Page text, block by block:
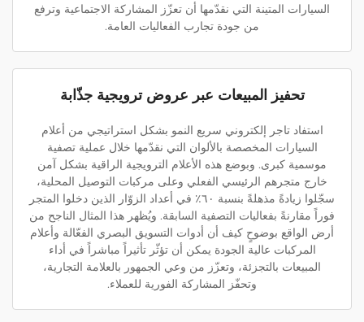
السيارات المتينة التي نقدّمها أن تعزّز المشاركة الاجتماعية وترفع
من جودة تجارب الفعاليات العامة.
تحفيز المبيعات عبر عروض ترويجية جذّابة
استفاد تاجر إلكتروني سريع النمو بشكل استراتيجي من أعلام
السيارات المخصصة بالألوان التي نقدّمها خلال عملية تصفية
موسمية كبرى. وبوضع هذه الأعلام الترويجية الراقية بشكل آمن
خارج متجرهم الرئيسي الفعلي وعلى مركبات التوصيل المحلية،
سجّلوا زيادةً مذهلةً بنسبة ٦٠٪ في أعداد الزوّار الذين دخلوا المتجر
فوراً مقارنةً بفعاليات التصفية السابقة. ويُظهر هذا المثال الناجح من
أرض الواقع بوضوحٍ كيف أن أدوات التسويق البصري الفعّالة وأعلام
المركبات عالية الجودة يمكن أن تؤثّر تأثيراً مباشراً في أداء
المبيعات بالتجزئة، وتعزّز من وعي الجمهور بالعلامة التجارية،
وتحفّز المشاركة الفورية للعملاء.